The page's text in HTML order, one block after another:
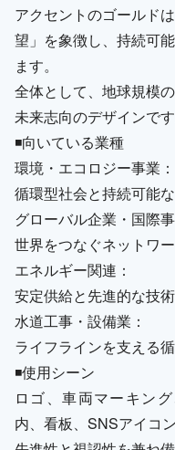
アクセントのゴールド
望」を象徴し、持続可
ます。
全体として、地球規模
未来志向のデザインです
◾️向いている業種
環境・エコロジー事業：
循環型社会と持続可能
グローバル企業・国際事
世界をつなぐネットワ
エネルギー関連：
安定供給と先進的な技
水道工事・設備業：
ライフラインを支える
◾️使用シーン
ロゴ、車両マーキン
内、看板、SNSアイコ